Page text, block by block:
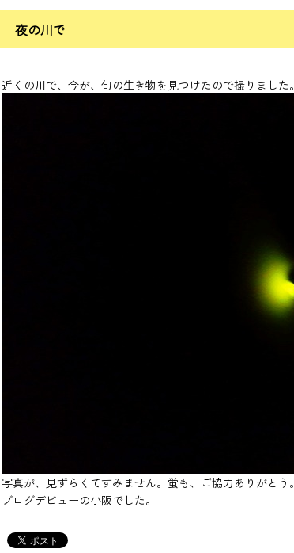
夜の川で
近くの川で、今が、旬の生き物を見つけたので撮りました。
写真が、見ずらくてすみません。蛍も、ご協力ありがとう。
ブログデビューの小阪でした。